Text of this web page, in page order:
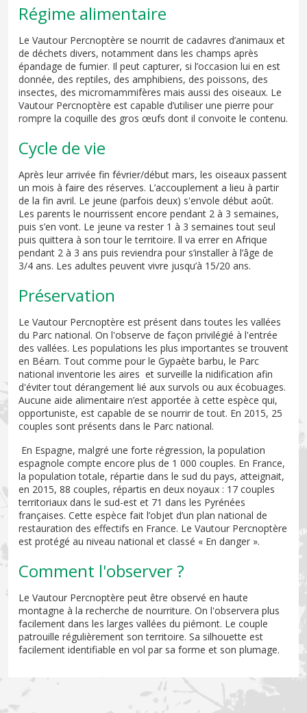
Régime alimentaire
Le Vautour Percnoptère se nourrit de cadavres d’animaux et
de déchets divers, notamment dans les champs après
épandage de fumier. Il peut capturer, si l’occasion lui en est
donnée, des reptiles, des amphibiens, des poissons, des
insectes, des micromammifères mais aussi des oiseaux. Le
Vautour Percnoptère est capable d’utiliser une pierre pour
rompre la coquille des gros œufs dont il convoite le contenu.
Cycle de vie
Après leur arrivée fin février/début mars, les oiseaux passent
un mois à faire des réserves. L’accouplement a lieu à partir
de la fin avril. Le jeune (parfois deux) s'envole début août.
Les parents le nourrissent encore pendant 2 à 3 semaines,
puis s’en vont. Le jeune va rester 1 à 3 semaines tout seul
puis quittera à son tour le territoire. ll va errer en Afrique
pendant 2 à 3 ans puis reviendra pour s’installer à l’âge de
3/4 ans. Les adultes peuvent vivre jusqu’à 15/20 ans.
Préservation
Le Vautour Percnoptère est présent dans toutes les vallées
du Parc national. On l'observe de façon privilégié à l'entrée
des vallées. Les populations les plus importantes se trouvent
en Béarn. Tout comme pour le Gypaète barbu, le Parc
national inventorie les aires et surveille la nidification afin
d'éviter tout dérangement lié aux survols ou aux écobuages.
Aucune aide alimentaire n’est apportée à cette espèce qui,
opportuniste, est capable de se nourrir de tout. En 2015, 25
couples sont présents dans le Parc national.
En Espagne, malgré une forte régression, la population
espagnole compte encore plus de 1 000 couples. En France,
la population totale, répartie dans le sud du pays, atteignait,
en 2015, 88 couples, répartis en deux noyaux : 17 couples
territoriaux dans le sud-est et 71 dans les Pyrénées
françaises. Cette espèce fait l’objet d’un plan national de
restauration des effectifs en France. Le Vautour Percnoptère
est protégé au niveau national et classé « En danger ».
Comment l'observer ?
Le Vautour Percnoptère peut être observé en haute
montagne à la recherche de nourriture. On l'observera plus
facilement dans les larges vallées du piémont. Le couple
patrouille régulièrement son territoire. Sa silhouette est
facilement identifiable en vol par sa forme et son plumage.